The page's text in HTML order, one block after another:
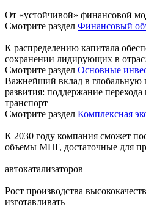
От «устойчивой» финансовой
Смотрите раздел Финансовый
К распределению капитала
сохранении лидирующих в
Смотрите раздел Основные
Важнейший вклад в глобальную
развития: поддержание
транспорт
Смотрите раздел Комплексная
К 2030 году компания сможет
объемы МПГ, достаточные для
автокатализаторов
Рост производства
изготавливать